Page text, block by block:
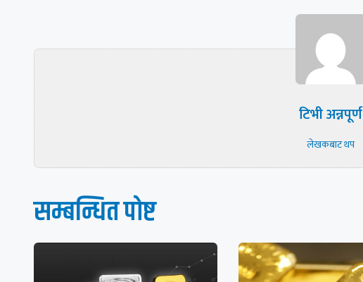
टिभी अन्नपूर्ण
लेखकबाट थप
सम्बन्धित पाेष्ट